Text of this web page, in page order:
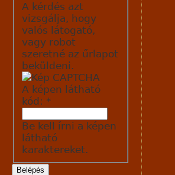
A kérdés azt
vizsgálja, hogy
valós látogató,
vagy robot
szeretné az űrlapot
beküldeni.
A képen látható
kód: *
Be kell írni a képen
látható
karaktereket.